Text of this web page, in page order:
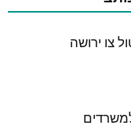
צו ירושה
למשרדים